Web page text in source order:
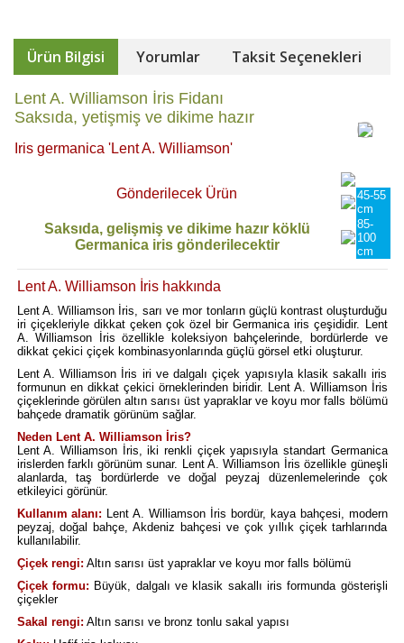
Ürün Bilgisi Yorumlar Taksit Seçenekleri
Lent A. Williamson İris Fidanı
Saksıda, yetişmiş ve dikime hazır
Iris germanica 'Lent A. Williamson'
Gönderilecek Ürün
45-55
cm
Saksıda, gelişmiş ve dikime hazır köklü
Germanica iris gönderilecektir
85-
100
cm
Lent A. Williamson İris hakkında
Lent A. Williamson İris, sarı ve mor tonların güçlü kontrast oluşturduğu
iri çiçekleriyle dikkat çeken çok özel bir Germanica iris çeşididir. Lent
A. Williamson İris özellikle koleksiyon bahçelerinde, bordürlerde ve
dikkat çekici çiçek kombinasyonlarında güçlü görsel etki oluşturur.
Lent A. Williamson İris iri ve dalgalı çiçek yapısıyla klasik sakallı iris
formunun en dikkat çekici örneklerinden biridir. Lent A. Williamson İris
çiçeklerinde görülen altın sarısı üst yapraklar ve koyu mor falls bölümü
bahçede dramatik görünüm sağlar.
Neden Lent A. Williamson İris?
Lent A. Williamson İris, iki renkli çiçek yapısıyla standart Germanica
irislerden farklı görünüm sunar. Lent A. Williamson İris özellikle güneşli
alanlarda, taş bordürlerde ve doğal peyzaj düzenlemelerinde çok
etkileyici görünür.
Kullanım alanı: Lent A. Williamson İris bordür, kaya bahçesi, modern
peyzaj, doğal bahçe, Akdeniz bahçesi ve çok yıllık çiçek tarhlarında
kullanılabilir.
Çiçek rengi: Altın sarısı üst yapraklar ve koyu mor falls bölümü
Çiçek formu: Büyük, dalgalı ve klasik sakallı iris formunda gösterişli
çiçekler
Sakal rengi: Altın sarısı ve bronz tonlu sakal yapısı